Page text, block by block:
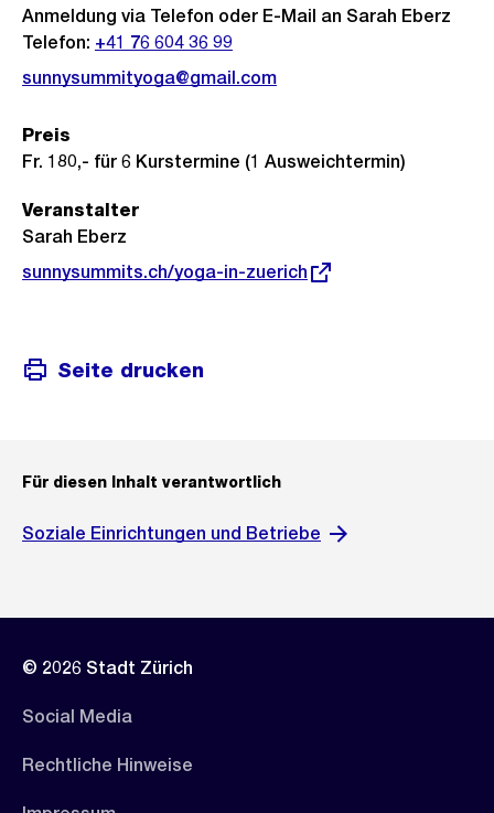
Anmeldung via Telefon oder E-Mail an Sarah Eberz
Telefon: +41 76 604 36 99
sunnysummityoga@gmail.com
Preis
Fr. 180,- für 6 Kurstermine (1 Ausweichtermin)
Veranstalter
Sarah Eberz
Externer
sunnysummits.ch/yoga-in-zuerich
Seite drucken
Für diesen Inhalt verantwortlich
Soziale Einrichtungen und Betriebe
© 2026 Stadt Zürich
Social Media
Rechtliche Hinweise